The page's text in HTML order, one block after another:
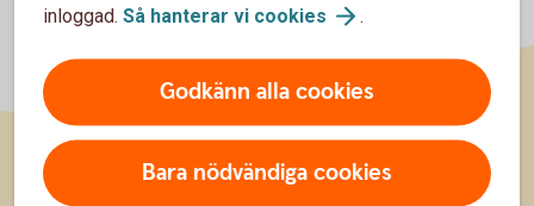
inloggad. Så hanterar vi cookies .
Godkänn alla cookies
Bara nödvändiga cookies